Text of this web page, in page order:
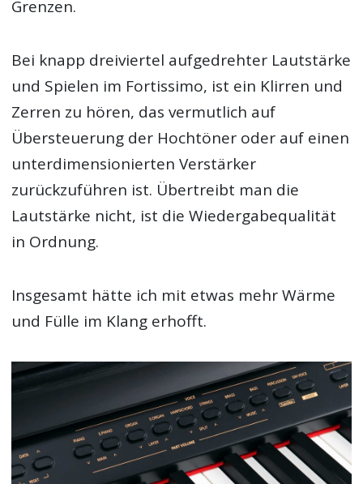
Grenzen.
Bei knapp dreiviertel aufgedrehter Lautstärke
und Spielen im Fortissimo, ist ein Klirren und
Zerren zu hören, das vermutlich auf
Übersteuerung der Hochtöner oder auf einen
unterdimensionierten Verstärker
zurückzuführen ist. Übertreibt man die
Lautstärke nicht, ist die Wiedergabequalität
in Ordnung.
Insgesamt hätte ich mit etwas mehr Wärme
und Fülle im Klang erhofft.